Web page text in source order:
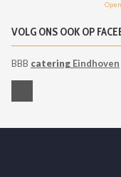
VOLG ONS OOK OP
BBB catering Eindhoven